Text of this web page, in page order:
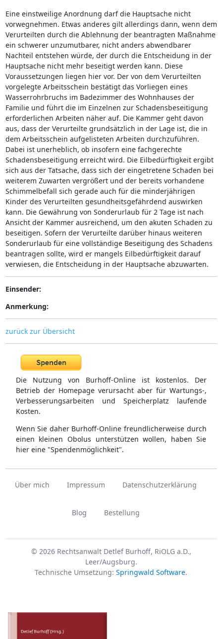
Eine einstweilige Anordnung darf die Hauptsache nicht
vorwegnehmen. Etwas anderes gilt allerdings dann, wenn dem
Verurteilten durch die Ablehnung der beantragten Maßnahme
ein schwerer unzumutbarer, nicht anders abwendbarer
Nachteil entstehen würde, der durch die Entscheidung in der
Hauptsache nicht mehr beseitigt werden kann. Diese
Voraussetzungen liegen hier vor. Der von dem Verurteilten
vorgelegte Arbeitsschein bestätigt das Vorliegen eines
Wasserrohrbruchs im Badezimmer des Wohnhauses der
Familie und führt die im Einzelnen zur Schadensbeseitigung
erforderlichen Arbeiten näher auf. Die Kammer geht davon
aus, dass der Verurteilte grundsätzlich in der Lage ist, die in
dem Arbeitsschein aufgelisteten Arbeiten durchzuführen.
Dabei ist unerheblich, ob insofern eine fachgerechte
Schadensbeseitigung erreicht wird. Die Eilbedürftigkeit ergibt
sich aus der Tatsache, dass sich der eingetretene Schaden bei
weiterem Zuwarten vergrößert und der bereits vorhandene
Schimmelbefall sich gerade auch für die minderjährigen
Kinder des Verurteilten gesundheitsgefährdend auswirken
kann. Die Gewährung von Sonderurlaub für 2 Tage ist nach
Ansicht der Kammer ausreichend, um den akuten Schaden zu
beseitigen. Sofern der Verurteilte darüber hinaus weiteren
Sonderurlaub für eine vollständige Beseitigung des Schadens
beantragen sollte, wird er mangels Eilbedürftigkeit darauf
verwiesen, die Entscheidung in der Hauptsache abzuwarten.
Einsender:
Anmerkung:
zurück zur Übersicht
Die Nutzung von Burhoff-Online ist kostenlos. Der
Betrieb der Homepage verursacht aber für Wartungs-,
Verbesserungsarbeiten und Speicherplatz laufende
Kosten.
Wenn Sie daher Burhoff-Online freundlicherweise durch
einen kleinen Obolus unterstützen wollen, haben Sie
hier eine "Spendenmöglichkeit".
Über mich Impressum Datenschutzerklärung
Blog Bestellung
© 2026 Rechtsanwalt Detlef Burhoff, RiOLG a.D.,
Leer/Augsburg.
Technische Umsetzung: Springwald Software.